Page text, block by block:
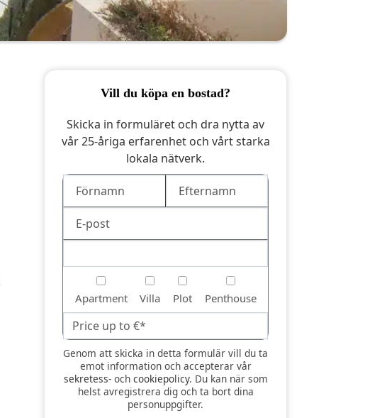
vill du köpa en bostad?
Skicka in formuläret och dra nytta av
vår 25-åriga erfarenhet och vårt starka
lokala nätverk.
Apartment Villa Plot Penthouse
Genom att skicka in detta formulär vill du ta
emot information och accepterar vår
sekretess-och cookiepolicy. Du kan när som
helst avregistrera dig och ta bort dina
personuppgifter.